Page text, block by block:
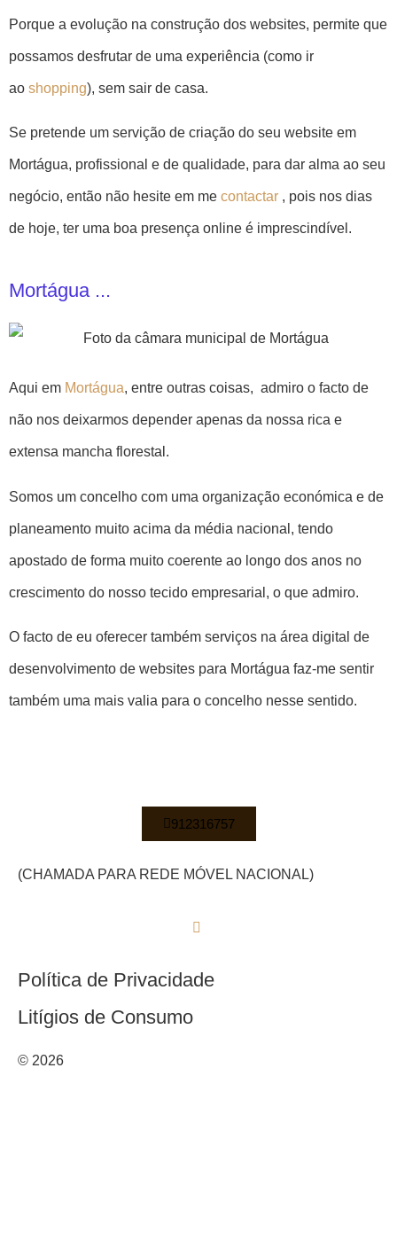
Porque a evolução na construção dos websites, permite que
possamos desfrutar de uma experiência (como ir
ao shopping), sem sair de casa.
Se pretende um servição de criação do seu website em
Mortágua, profissional e de qualidade, para dar alma ao seu
negócio, então não hesite em me contactar , pois nos dias
de hoje, ter uma boa presença online é imprescindível.
Mortágua ...
Aqui em Mortágua, entre outras coisas, admiro o facto de
não nos deixarmos depender apenas da nossa rica e
extensa mancha florestal.
Somos um concelho com uma organização económica e de
planeamento muito acima da média nacional, tendo
apostado de forma muito coerente ao longo dos anos no
crescimento do nosso tecido empresarial, o que admiro.
O facto de eu oferecer também serviços na área digital de
desenvolvimento de websites para Mortágua faz-me sentir
também uma mais valia para o concelho nesse sentido.
912316757
(CHAMADA PARA REDE MÓVEL NACIONAL)
Política de Privacidade
Litígios de Consumo
© 2026